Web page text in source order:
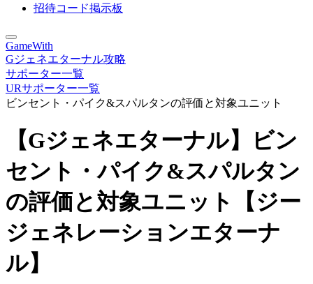
招待コード掲示板
GameWith
Gジェネエターナル攻略
サポーター一覧
URサポーター一覧
ビンセント・パイク&スパルタンの評価と対象ユニット
【Gジェネエターナル】ビン
セント・パイク&スパルタン
の評価と対象ユニット【ジー
ジェネレーションエターナ
ル】